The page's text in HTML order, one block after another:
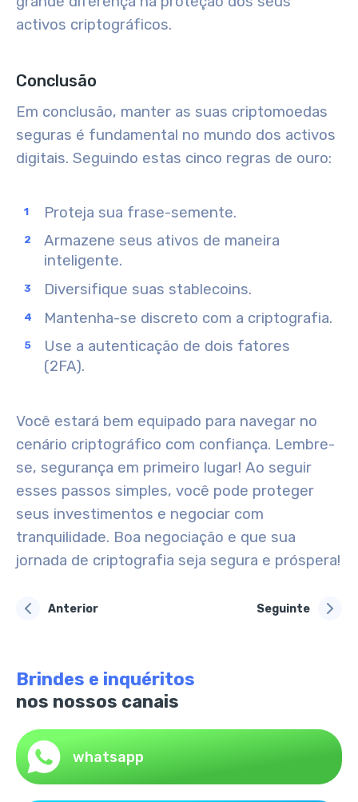
activos criptográficos.
Conclusão
Em conclusão, manter as suas criptomoedas
seguras é fundamental no mundo dos activos
digitais. Seguindo estas cinco regras de ouro:
Proteja sua frase-semente.
Armazene seus ativos de maneira
inteligente.
Diversifique suas stablecoins.
Mantenha-se discreto com a criptografia.
Use a autenticação de dois fatores
(2FA).
Você estará bem equipado para navegar no
cenário criptográfico com confiança. Lembre-
se, segurança em primeiro lugar! Ao seguir
esses passos simples, você pode proteger
seus investimentos e negociar com
tranquilidade. Boa negociação e que sua
jornada de criptografia seja segura e próspera!
Anterior Seguinte
Brindes e inquéritos
nos nossos canais
whatsapp